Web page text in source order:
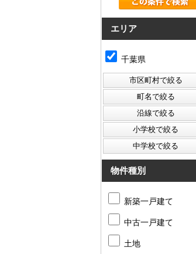
その他の事業紹介
エリア
千葉県
物件種別
新築一戸建て
中古一戸建て
土地